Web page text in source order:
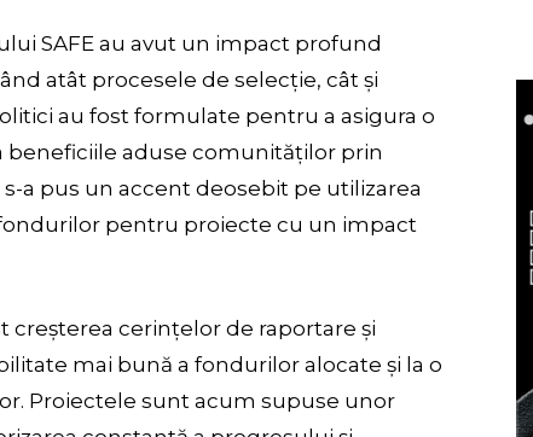
SAFE au avut un impact profund
atât procesele de selecție, cât și
au fost formulate pentru a asigura o
beneficiile aduse comunităților prin
a pus un accent deosebit pe utilizarea
pentru proiecte cu un impact
creșterea cerințelor de raportare și
mai bună a fondurilor alocate și la o
Proiectele sunt acum supuse unor